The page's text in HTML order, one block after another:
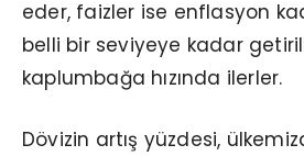
eder, faizler ise enflasyon
belli bir seviyeye kadar
kaplumbağa hızında ilerler.
Dövizin artış yüzdesi,